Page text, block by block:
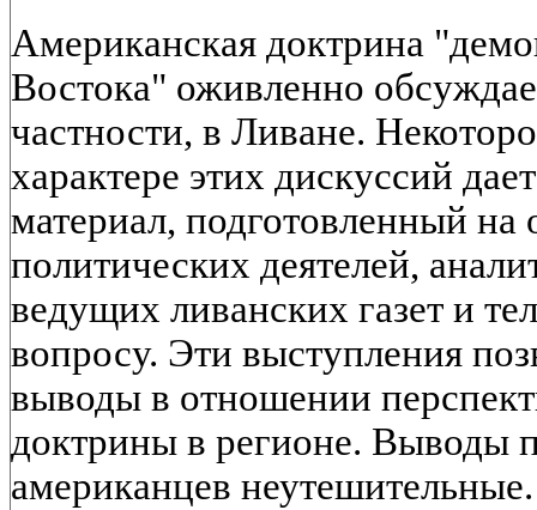
Американская доктрина
Востока" оживленно
частности, в Ливане.
характере этих дискуссий
материал, подготовленный на
политических деятелей,
ведущих ливанских газет и
вопросу. Эти выступления
выводы в отношении
доктрины в регионе. Выводы
американцев неутешительные.